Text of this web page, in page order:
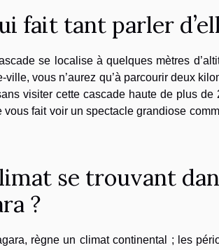
fait tant parler
se localise à quelques mètres
vous n’aurez qu’à parcourir deux
visiter cette cascade haute de plus
vous fait voir un spectacle grandiose
se trouvant
?
règne un climat continental ; les